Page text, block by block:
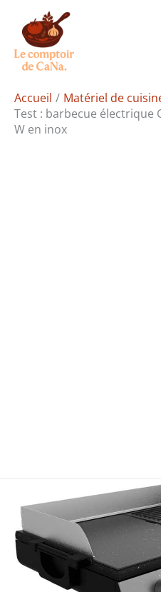
contenu
Accueil
Matériel de
Test : barbecue électrique
W en inox
Rechercher